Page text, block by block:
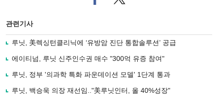
이
로
기
사
유
기
터로
관련기사
루닛, 美렉싱턴클리닉에 ‘유방암 진단 통합솔루션’ 공급
에이티넘, 루닛 신주인수권 매수 "300억 유증 참여"
루닛, 정부 '의과학 특화 파운데이션 모델' 1단계 통과
루닛, 백승욱 의장 재선임.."美루닛인터, 올 40%성장"